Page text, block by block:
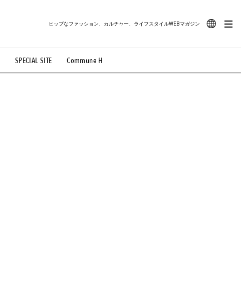
SPECIAL SITE Commune H
ヒップなファッション、カルチャー、ライフスタイルWEBマガジン
#路地裏てぃーん。 #MONTHLY JOURNAL
#MOVIE #LIFESTYLE #SNEAKER #OUTDOOR